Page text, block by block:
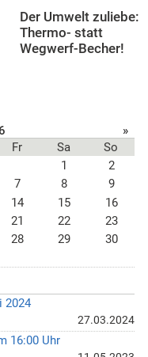
Der Umwelt zuliebe:
Thermo- statt
Wegwerf-Becher!
»
Fr Sa
So
1
2
7 8
9
14 15
16
21 22
23
28 29
30
2024
27.03.2024
16:00 Uhr